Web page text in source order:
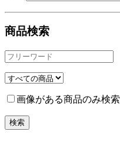
商品検索
画像がある商品のみ検索